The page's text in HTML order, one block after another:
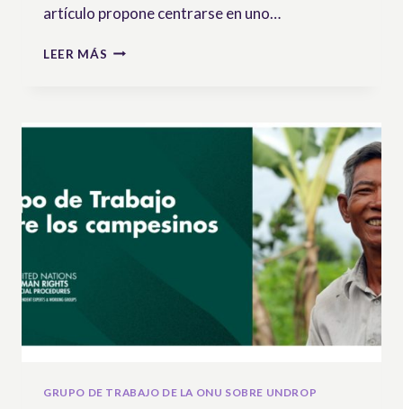
artículo propone centrarse en uno…
LEER MÁS LA
PUNTO
LXS
TRABAJADORXS
GRUPO DE TRABAJO DE LA ONU SOBRE UNDROP